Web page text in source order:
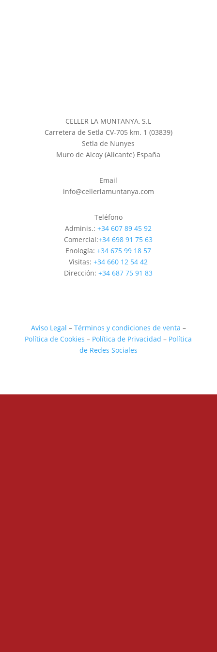
CELLER LA MUNTANYA, S.L
Carretera de Setla CV-705 km. 1 (03839)
Setla de Nunyes
Muro de Alcoy (Alicante) España
Email
info@cellerlamuntanya.com
Teléfono
Adminis.:+34 607 89 45 92
Comercial:+34 698 91 75 63
Enología:+34 675 99 18 57
Visitas:+34 660 12 54 42
Dirección:+34 687 75 91 83
Aviso Legal – Términos y condiciones de venta –
Política de Cookies – Política de Privacidad – Política
de Redes Sociales